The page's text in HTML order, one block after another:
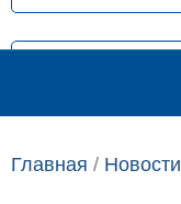
Главная / Новости